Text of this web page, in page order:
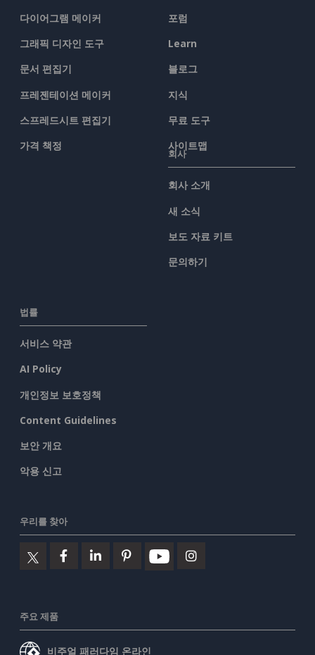
다이어그램 메이커
그래픽 디자인 도구
문서 편집기
프레젠테이션 메이커
스프레드시트 편집기
가격 책정
포럼
Learn
블로그
지식
무료 도구
사이트맵
회사
회사 소개
새 소식
보도 자료 키트
문의하기
법률
서비스 약관
AI Policy
개인정보 보호정책
Content Guidelines
보안 개요
악용 신고
우리를 찾아
주요 제품
비주얼 패러다임 온라인